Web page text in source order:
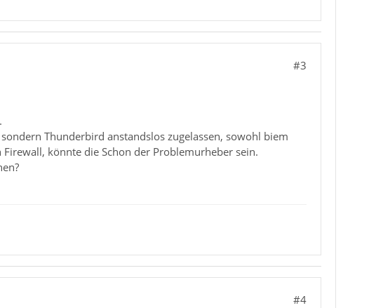
#3
Thunderbird anstandslos zugelassen, sowohl biem
könnte die Schon der Problemurheber sein.
#4